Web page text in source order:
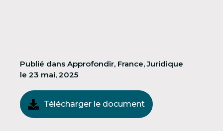
Publié dans Approfondir, France,Juridique
le 23 mai, 2025
Télécharger le document